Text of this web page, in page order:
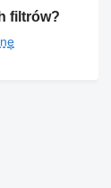
filtrów?